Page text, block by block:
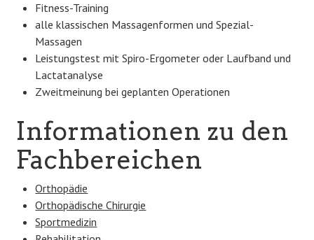
Fitness-Training
alle klassischen Massagenformen und Spezial-
Massagen
Leistungstest mit Spiro-Ergometer oder Laufband und
Lactatanalyse
Zweitmeinung bei geplanten Operationen
Informationen zu den
Fachbereichen
Orthopädie
Orthopädische Chirurgie
Sportmedizin